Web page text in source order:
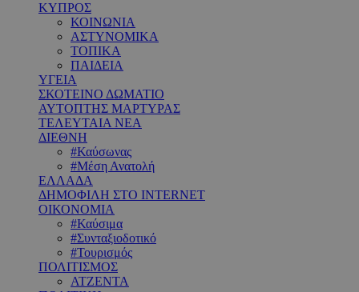
ΚΥΠΡΟΣ
ΚΟΙΝΩΝΙΑ
ΑΣΤΥΝΟΜΙΚΑ
ΤΟΠΙΚΑ
ΠΑΙΔΕΙΑ
ΥΓΕΙΑ
ΣΚΟΤΕΙΝΟ ΔΩΜΑΤΙΟ
ΑΥΤΟΠΤΗΣ ΜΑΡΤΥΡΑΣ
ΤΕΛΕΥΤΑΙΑ ΝΕΑ
ΔΙΕΘΝΗ
#Καύσωνας
#Μέση Ανατολή
ΕΛΛΑΔΑ
ΔΗΜΟΦΙΛΗ ΣΤΟ INTERNET
ΟΙΚΟΝΟΜΙΑ
#Καύσιμα
#Συνταξιοδοτικό
#Τουρισμός
ΠΟΛΙΤΙΣΜΟΣ
ΑΤΖΕΝΤΑ